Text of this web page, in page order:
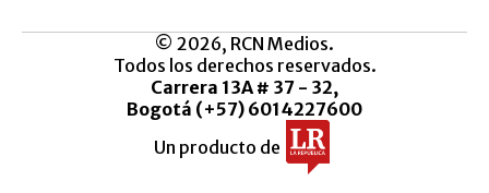
© 2026, RCN Medios.
Todos los derechos reservados.
Carrera 13A # 37 - 32,
Bogotá (+57) 6014227600
Un producto de